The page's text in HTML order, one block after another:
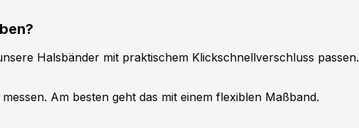
Halsbänder mit praktischem Klickschnellverschluss passen.
Am besten geht das mit einem flexiblen Maßband.